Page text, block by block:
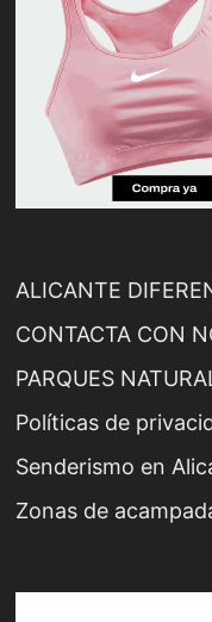
ALICANTE
CONTACTA CON
PARQUES
Políticas de
Senderismo en
Zonas de